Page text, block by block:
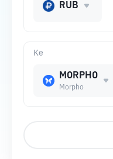
Ke
MORPHO
Morpho
RUB